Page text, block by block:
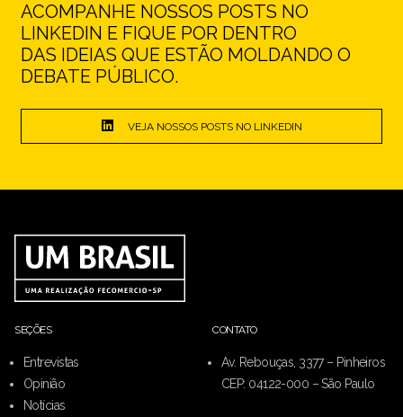
ACOMPANHE NOSSOS POSTS NO
LINKEDIN E FIQUE POR DENTRO
DAS IDEIAS QUE ESTÃO MOLDANDO O
DEBATE PÚBLICO.
VEJA NOSSOS POSTS NO LINKEDIN
SEÇÕES
Entrevistas
Opinião
Notícias
CONTATO
Av. Rebouças, 3377 – Pinheiros
CEP: 04122-000 – São Paulo